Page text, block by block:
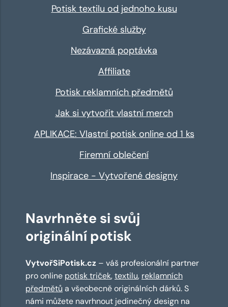
Potisk textilu od jednoho kusu
Grafické služby
Nezávazná poptávka
Affiliate
Potisk reklamních předmětů
Jak si vytvořit vlastní merch
APLIKACE: Vlastní potisk online od 1 ks
Firemní oblečení
Inspirace - Vytvořené designy
Navrhněte si svůj
originální potisk
VytvořSiPotisk.cz – váš profesionální partner
pro online potisk triček,textilu, reklamních
předmětů a všeobecně originálních dárků. S
námi můžete navrhnout jedinečný design na